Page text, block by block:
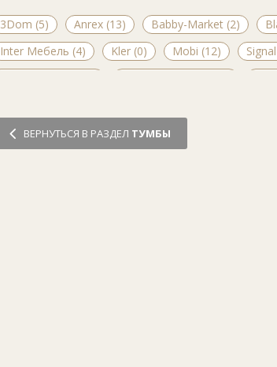
3Dom (5) Anrex (13) Babby-Market (2)
Inter Мебель (4)
Kler (0) Mobi (12)
Мебель-класс (6)
Мебель-Сервис (0)
ВЕРНУТЬСЯ В РАЗДЕЛ ТУМБЫ